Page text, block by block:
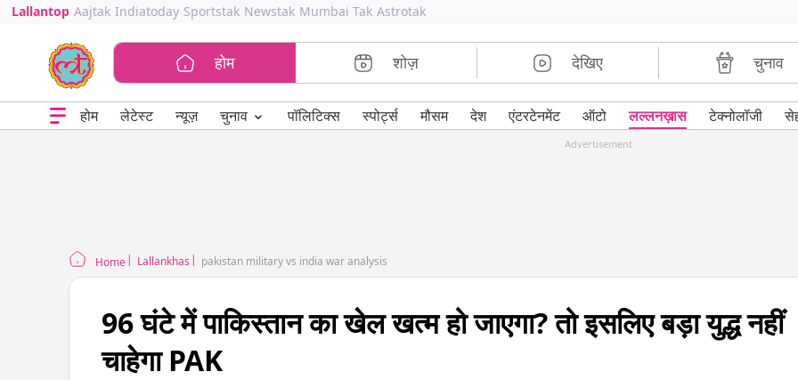
Lallantop Aajtak Indiatoday Sportstak Newstak Mumbai Tak Astrotak
होम शोज़ देखिए चुनाव
होम लेटेस्ट न्यूज़ चुनाव ⌄ पॉलिटिक्स स्पोर्ट्स मौसम देश एंटरटेनमेंट ऑटो लल्लनख़ास टेक्नोलॉजी
Advertisement
Home Lallankhas pakistan military vs india war analysis
96 घंटे में पाकिस्तान का खेल खत्म हो जाएगा? तो इसलिए बड़ा युद्ध नहीं
चाहेगा PAK